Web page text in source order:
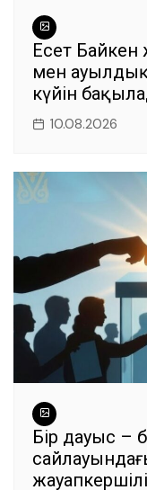
Есет
мен
күйін
10.08.2026
Бір дауыс –